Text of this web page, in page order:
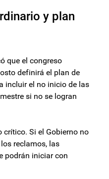
y plan
que el congreso
definirá el plan de
incluir el no inicio de las
si no se logran
crítico. Si el Gobierno no
reclamos, las
podrán iniciar con